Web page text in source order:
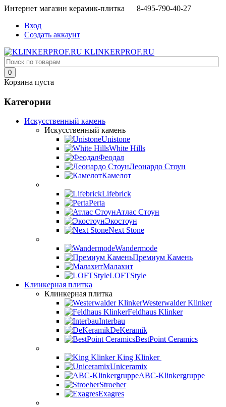
Интернет магазин керамик-плитка 8-495-790-40-27
Вход
Создать аккаунт
KLINKERPROF.RU
0
Корзина пуста
Категории
Искусственный камень
Искусственный камень
Unistone
White Hills
Феодал
Леонардо Стоун
Камелот
Lifebrick
Perta
Атлас Стоун
Экостоун
Next Stone
Wandermode
Премиум Камень
Малахит
LOFTStyle
Клинкерная плитка
Клинкерная плитка
Westerwalder Klinker
Feldhaus Klinker
Interbau
DeKeramik
BestPoint Ceramics
King Klinker
Uniceramix
ABC-Klinkergruppe
Stroeher
Exagres